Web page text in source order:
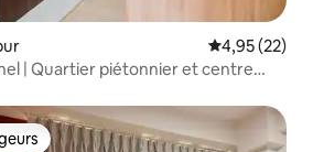
Note
4,95 (22)
| Quartier piétonnier et centre